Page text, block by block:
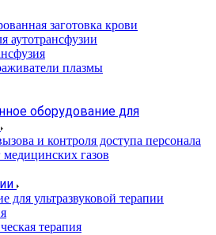
заготовка крови
аутотрансфузии
плазмы
оборудование для
и контроля доступа персонала
газов
для ультразвуковой терапии
терапия